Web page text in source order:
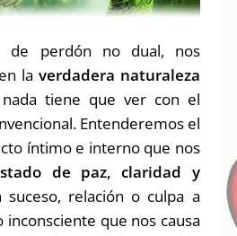
de perdón no dual, nos
la verdadera naturaleza
tiene que ver con el
Entenderemos el
íntimo e interno que nos
de paz, claridad y
suceso, relación o culpa a
inconsciente que nos causa